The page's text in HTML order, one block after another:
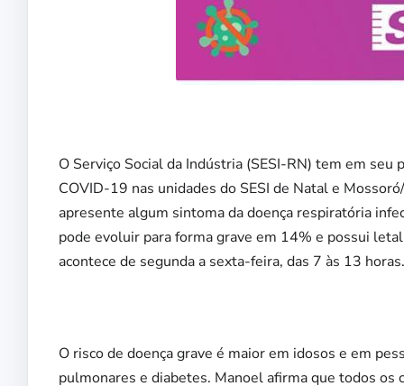
O Serviço Social da Indústria (SESI-RN) tem em
COVID-19 nas unidades do SESI de Natal e
apresente algum sintoma da doença respiratória
pode evoluir para forma grave em 14% e possui
acontece de segunda a sexta-feira, das 7 às 13 horas.
O risco de doença grave é maior em idosos e em
pulmonares e diabetes. Manoel afirma que todos os